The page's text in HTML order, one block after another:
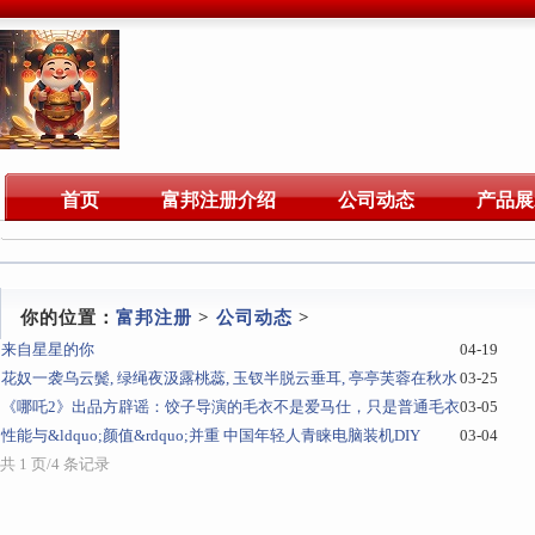
首页 富邦注册介绍 公司动态 产品
你的位置： 富邦注册 > 公司动态 >
来自星星的你
04-19
花奴一袭乌云鬓, 绿绳夜汲露桃蕊, 玉钗半脱云垂耳, 亭亭芙蓉在秋水03-25
《哪吒2》出品方辟谣：饺子导演的毛衣不是爱马仕，只是普通毛衣03-05
性能与&ldquo;颜值&rdquo;并重 中国年轻人青睐电脑装机DIY
03-04
共 1 页/4 条记录